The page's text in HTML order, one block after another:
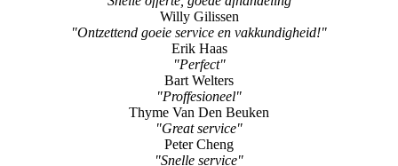
Willy Gilissen
"Ontzettend goeie service en vakkundigheid!"
Erik Haas
"Perfect"
Bart Welters
"Proffesioneel"
Thyme Van Den Beuken
"Great service"
Peter Cheng
"Snelle service"